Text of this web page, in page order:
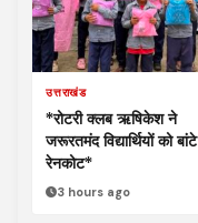
उत्तराखंड
*रोटरी क्लब ऋषिकेश ने
जरूरतमंद विद्यार्थियों को बांटे
रेनकोट*
3 hours ago